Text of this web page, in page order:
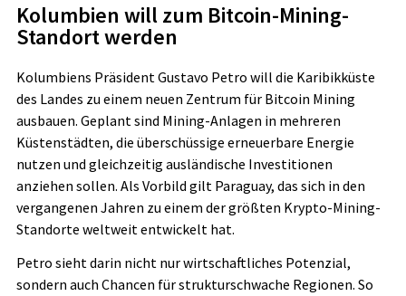
Kolumbien will zum Bitcoin-Mining-
Standort werden
Kolumbiens Präsident Gustavo Petro will die Karibikküste
des Landes zu einem neuen Zentrum für Bitcoin Mining
ausbauen. Geplant sind Mining-Anlagen in mehreren
Küstenstädten, die überschüssige erneuerbare Energie
nutzen und gleichzeitig ausländische Investitionen
anziehen sollen. Als Vorbild gilt Paraguay, das sich in den
vergangenen Jahren zu einem der größten Krypto-Mining-
Standorte weltweit entwickelt hat.
Petro sieht darin nicht nur wirtschaftliches Potenzial,
sondern auch Chancen für strukturschwache Regionen. So